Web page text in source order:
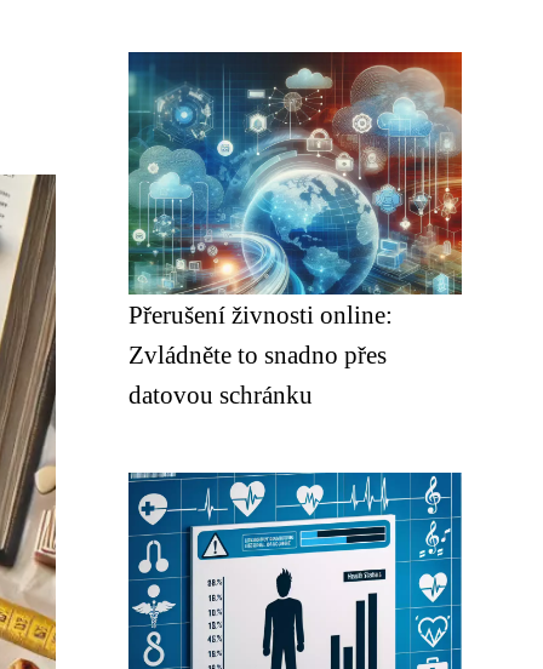
Přerušení živnosti online:
Zvládněte to snadno přes
datovou schránku